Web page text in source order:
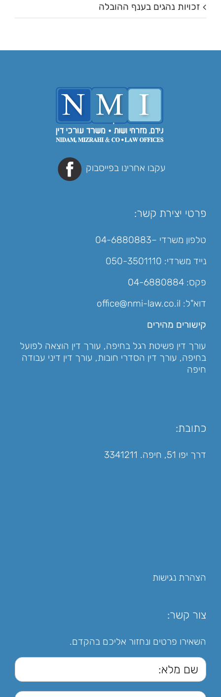
זכויות נהגים בענף ההובלה
עקבו אחרינו בפייסבוק
פרטי יצירת קשר:
טלפון משרדי –04-6880883
נייד משרדי: 050-3501110
פקס: 04-6880884
דוא"ל: office@nmi-law.co.il
קישורים מהירים
עורך דין פשיטת רגל בחיפה, עורך דין הוצאה לפועל
בחיפה, עורך דין הסדרי חובות, עורך דין דיני עבודה
חיפה
כתובת:
דרך יפו 51, חיפה. 3341211
הצהרת נגישות
צור קשר:
השאירו פרטים ונחזור אליכם בהקדם.